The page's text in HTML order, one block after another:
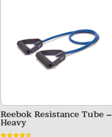
Reebok Resistance Tube –
Heavy